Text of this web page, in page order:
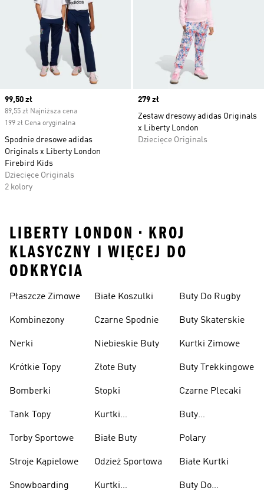
Current price
99,50 zł
89,55 zł Najniższa cena
199 zł Cena oryginalna
Spodnie dresowe adidas
Originals x Liberty London
Firebird Kids
Dziecięce Originals
2 kolory
Price
279 zł
Zestaw dresowy adidas Originals
x Liberty London
Dziecięce Originals
LIBERTY LONDON • KROJ
KLASYCZNY I WIĘCEJ DO
ODKRYCIA
Płaszcze Zimowe
Kombinezony
Nerki
Krótkie Topy
Bomberki
Tank Topy
Torby Sportowe
Stroje Kąpielowe
Snowboarding
Białe Koszulki
Czarne Spodnie
Niebieskie Buty
Złote Buty
Stopki
Kurtki
Białe Buty
Odzież Sportowa
Kurtki
Buty Do Rugby
Buty Skaterskie
Kurtki Zimowe
Buty Trekkingowe
Czarne Plecaki
Buty
Polary
Białe Kurtki
Buty Do